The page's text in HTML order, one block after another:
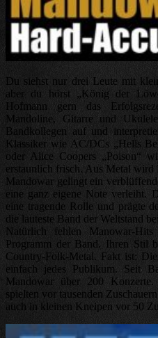
Du siehst nur drei Leute mit
aber du hörst „König der
Hofmann gern das
Mandoline, Gitarre und
Bandkollegen auf und
Klassiker wie AC/DCs „Hells
oder Alice Coopers „Poison“
erstaunlich frisch. Aus Metal
Mandowar gelingt ein
eine ganz eigene Note verleiht.
eine tragende Rolle und prägte
die lauteste Band der Weltstand
Natürlich fehlen Manowar-
Programm der Band. Ihren Stil
Country-Folk-Metal. Fakt ist:
einfach jedes Publikum. Seit
Mandowar über 200
spielten vor tausenden
auch in kleinen Kneipen vor 50